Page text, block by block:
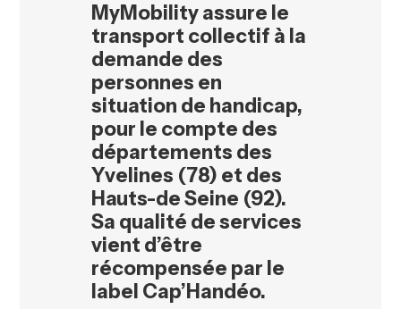
Nous contacter
MyMobility assure le
transport collectif à la
demande des
personnes en
situation de handicap,
pour le compte des
départements des
Yvelines (78) et des
Hauts-de Seine (92).
Sa qualité de services
vient d’être
récompensée par le
label Cap’Handéo.